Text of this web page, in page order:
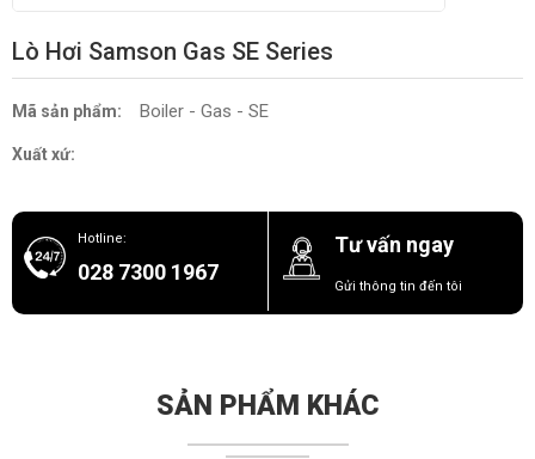
Lò Hơi Samson Gas SE Series
Mã sản phẩm: Boiler - Gas - SE
Xuất xứ:
Hotline:
028 7300 1967
Tư vấn ngay
Gửi thông tin đến tôi
SẢN PHẨM KHÁC